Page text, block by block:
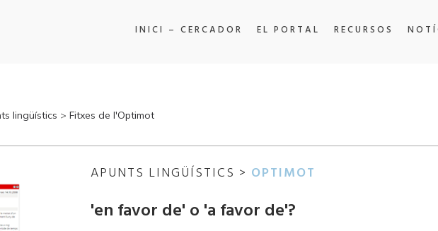
INICI – CERCADOR EL PORTAL RECURSOS
lingüístics > Fitxes de l'Optimot
APUNTS LINGÜÍSTICS > OPTIMOT
'en favor de' o 'a favor de'?